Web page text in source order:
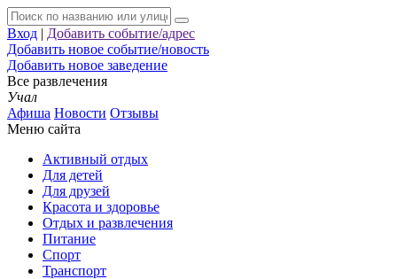
Вход | Добавить событие/адрес
Добавить новое событие/новость
Добавить новое заведение
Все развлечения
Учал
Афиша Новости Отзывы
Меню сайта
Активный отдых
Для детей
Для друзей
Красота и здоровье
Отдых и развлечения
Питание
Спорт
Транспорт